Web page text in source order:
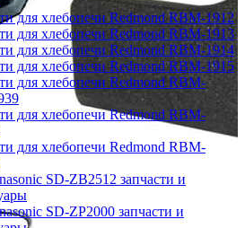
для хлебопечи Redmond RBM-1912
для хлебопечи Redmond RBM-1913
для хлебопечи Redmond RBM-1914
для хлебопечи Redmond RBM-1915
для хлебопечи Redmond RBM-
для хлебопечи Redmond RBM-
для хлебопечи Redmond RBM-
SD-ZB2512 запчасти и
SD-ZP2000 запчасти и